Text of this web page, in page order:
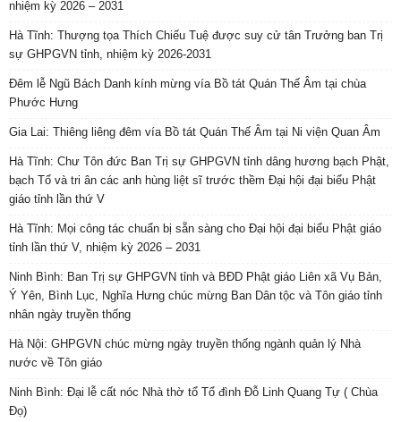
nhiệm kỳ 2026 – 2031
Hà Tĩnh: Thượng tọa Thích Chiếu Tuệ được suy cử tân Trưởng ban Trị
sự GHPGVN tỉnh, nhiệm kỳ 2026-2031
Đêm lễ Ngũ Bách Danh kính mừng vía Bồ tát Quán Thế Âm tại chùa
Phước Hưng
Gia Lai: Thiêng liêng đêm vía Bồ tát Quán Thế Âm tại Ni viện Quan Âm
Hà Tĩnh: Chư Tôn đức Ban Trị sự GHPGVN tỉnh dâng hương bạch Phật,
bạch Tổ và tri ân các anh hùng liệt sĩ trước thềm Đại hội đại biểu Phật
giáo tỉnh lần thứ V
Hà Tĩnh: Mọi công tác chuẩn bị sẵn sàng cho Đại hội đại biểu Phật giáo
tỉnh lần thứ V, nhiệm kỳ 2026 – 2031
Ninh Bình: Ban Trị sự GHPGVN tỉnh và BĐD Phật giáo Liên xã Vụ Bản,
Ý Yên, Bình Lục, Nghĩa Hưng chúc mừng Ban Dân tộc và Tôn giáo tỉnh
nhân ngày truyền thống
Hà Nội: GHPGVN chúc mừng ngày truyền thống ngành quản lý Nhà
nước về Tôn giáo
Ninh Bình: Đại lễ cất nóc Nhà thờ tổ Tổ đình Đỗ Linh Quang Tự ( Chùa
Đọ)